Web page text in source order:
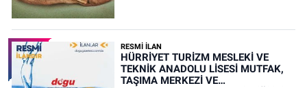
RESMİ İLAN
HÜRRİYET TURİZM MESLEKİ VE
TEKNİK ANADOLU LİSESİ MUTFAK,
TAŞIMA MERKEZİ VE